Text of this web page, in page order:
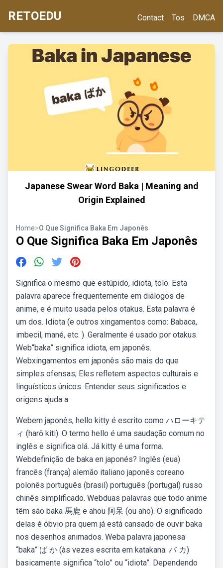
RETOEDU Contact Tos DMCA
Japanese Swear Word Baka | Meaning and
Origin Explained
Home>O Que Significa Baka Em Japonês
O Que Significa Baka Em Japonês
Significa o mesmo que estúpido, idiota, tolo. Esta
palavra aparece frequentemente em diálogos de
anime, e é muito usada pelos otakus. Esta palavra é
um dos. Idiota (e outros xingamentos como: Babaca,
imbecil, mané, etc. ). Geralmente é usado por otakus.
Web“baka” significa idiota, em japonês.
Webxingamentos em japonês são mais do que
simples ofensas; Eles refletem aspectos culturais e
linguísticos únicos. Entender seus significados e
origens ajuda a.
Webem japonês, hello kitty é escrito como ハローキテ
ィ (harō kiti). O termo hello é uma saudação comum no
inglês e significa olá. Já kitty é uma forma.
Webdefinição de baka en japonés? Inglês (eua)
francês (frança) alemão italiano japonês coreano
polonês português (brasil) português (portugal) russo
chinês simplificado. Webduas palavras que todo anime
têm são baka 馬鹿 e ahou 阿呆 (ou aho). O significado
delas é óbvio pra quem já está cansado de ouvir baka
nos desenhos animados. Weba palavra japonesa
“baka” ば か (às vezes escrita em katakana: バ カ)
basicamente significa “tolo” ou “idiota”. Dependendo